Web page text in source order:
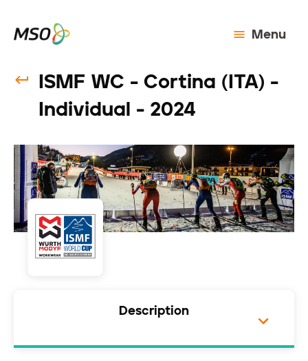
Menu
ISMF WC - Cortina (ITA) -
Individual - 2024
Description